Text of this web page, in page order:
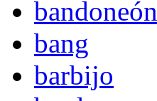
bandoneón
bang
barbijo